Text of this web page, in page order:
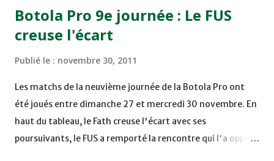
Mardi 06/12/2011 15H00 WAF - OCS au COMPLEXE SPORTIF
DE FES - FES WAC - MAS Reporté pour cause de finale de la
Botola Pro 9e journée : Le FUS
creuse l'écart
Publié le : novembre 30, 2011
Les matchs de la neuvième journée de la Botola Pro ont
été joués entre dimanche 27 et mercredi 30 novembre. En
haut du tableau, le Fath creuse l'écart avec ses
poursuivants, le FUS a remporté la rencontre qui l'a opposé